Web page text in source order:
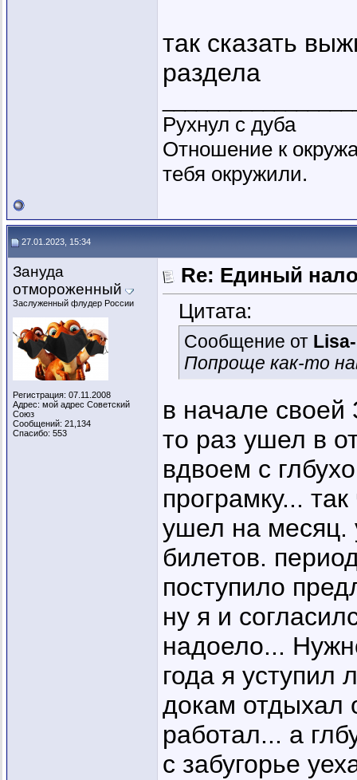
так сказать
раздела
Рухнул с дуба
Отношение к
тебя окружили.
27.01.2023, 15:34
Зануда
отмороженный
Заслуженный флудер России
Регистрация: 07.11.2008
Адрес: мой адрес Советский
Союз
Сообщений: 21,134
Спасибо: 553
Re: Единый
Цитата:
Сообщение от
Попроще как-то
в начале своей
то раз ушел в
вдвоем с
програмку...
ушел на месяц.
билетов.
поступило
ну я и
надоело...
года я уступил
докам отдыхал
работал... а
с забугорье